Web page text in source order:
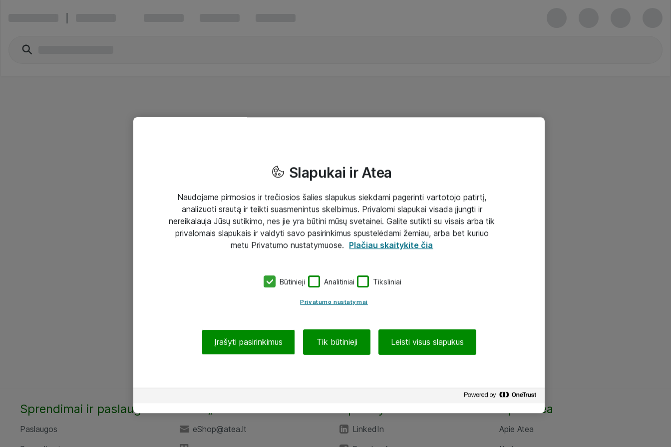
Sprendimai ir paslaugos
Paslaugos
eShop@atea.lt
LinkedIn
Apie Atea
Apie Atea
Slapukai ir Atea
Naudojame pirmosios ir trečiosios šalies slapukus siekdami pagerinti vartotojo patirtį,
analizuoti srautą ir teikti suasmenintus skelbimus. Privalomi slapukai visada įjungti ir
nereikalauja Jūsų sutikimo, nes jie yra būtini mūsų svetainei. Galite sutikti su visais arba tik
privalomais slapukais ir valdyti savo pasirinkimus spustelėdami žemiau, arba bet kuriuo
metu Privatumo nustatymuose. Plačiau skaitykite čia
Būtinieji Analitiniai Tiksliniai
Privatumo nustatymai
Įrašyti pasirinkimus Tik būtinieji Leisti visus slapukus